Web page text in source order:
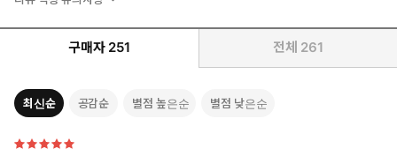
구매자 251 전체 261
최신순 공감순 별점 높은순 별점 낮은순